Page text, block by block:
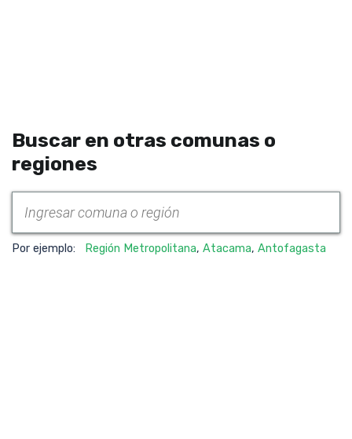
Buscar en otras comunas o
regiones
Por ejemplo: Región Metropolitana, Atacama, Antofagasta